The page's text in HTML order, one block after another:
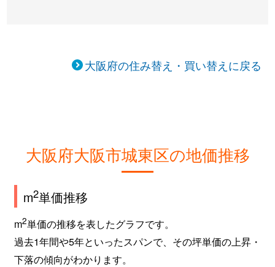
大阪府の住み替え・買い替えに戻る
大阪府大阪市城東区の地価推移
m2単価推移
m2単価の推移を表したグラフです。
過去1年間や5年といったスパンで、その坪単価の上昇・
下落の傾向がわかります。